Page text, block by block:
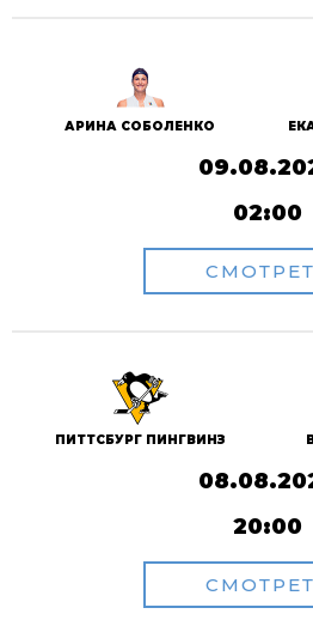
АРИНА СОБОЛЕНКО
02:00
ПИТТСБУРГ ПИНГВИНЗ
20:00